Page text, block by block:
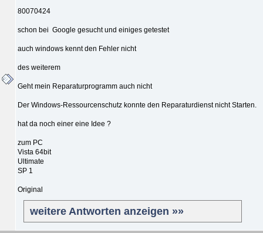
80070424
schon bei Google gesucht und einiges getestet
auch windows kennt den Fehler nicht
des weiterem
Geht mein Reparaturprogramm auch nicht
Der Windows-Ressourcenschutz konnte den Reparaturdienst nicht Starten.
hat da noch einer eine Idee ?
zum PC
Vista 64bit
Ultimate
SP 1
Original
weitere Antworten anzeigen »»